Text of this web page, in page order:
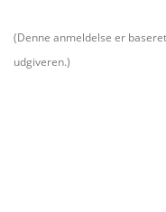
(Denne anmeldelse er
udgiveren.)